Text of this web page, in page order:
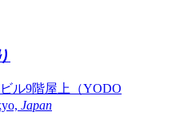
ル9階屋上（YODO
Japan